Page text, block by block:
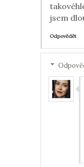
jsem
Odpovědět